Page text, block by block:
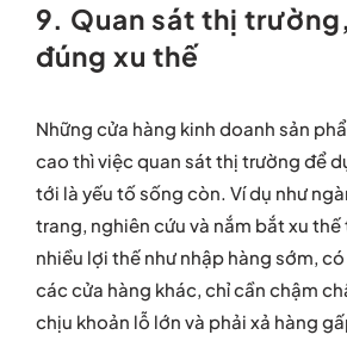
9. Quan sát thị
đúng xu thế
Những cửa hàng kinh doanh sản
cao thì việc quan sát thị trường để
tới là yếu tố sống còn. Ví dụ như
trang, nghiên cứu và nắm bắt xu
nhiều lợi thế như nhập hàng sớm,
các cửa hàng khác, chỉ cần chậm
chịu khoản lỗ lớn và phải xả hàng